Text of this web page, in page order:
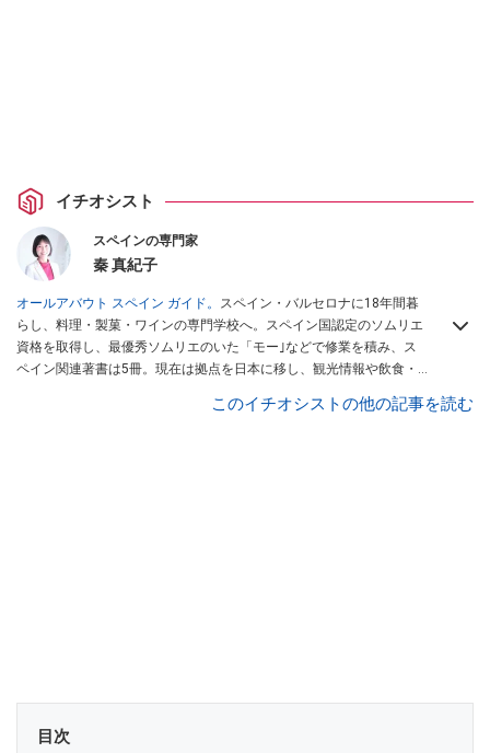
イチオシスト
スペインの専門家
秦 真紀子
オールアバウト スペイン ガイド。 スペイン・バルセロナに18年間暮
らし、料理・製菓・ワインの専門学校へ。スペイン国認定のソムリエ
資格を取得し、最優秀ソムリエのいた「モー｣などで修業を積み、ス
ペイン関連著書は5冊。現在は拠点を日本に移し、観光情報や飲食・
など、食品・スイーツ販売チェーンのおすすめ商
このイチオシストの他の記事を読む
目次